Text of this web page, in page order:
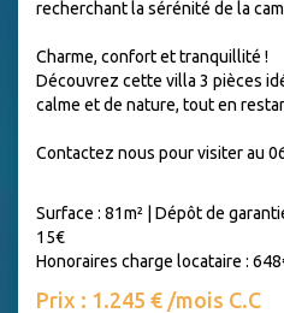
recherchant la sérénité de la
Charme, confort et tranquillité !
Découvrez cette villa 3 pièces
calme et de nature, tout en
Contactez nous pour visiter au
Surface : 81m² | Dépôt de
15€
Honoraires charge locataire :
Prix : 1.245 € /mois C.C